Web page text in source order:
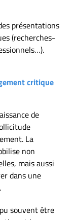
présentations
(recherches-
critique
de
La
non
mais aussi
dans une
souvent être